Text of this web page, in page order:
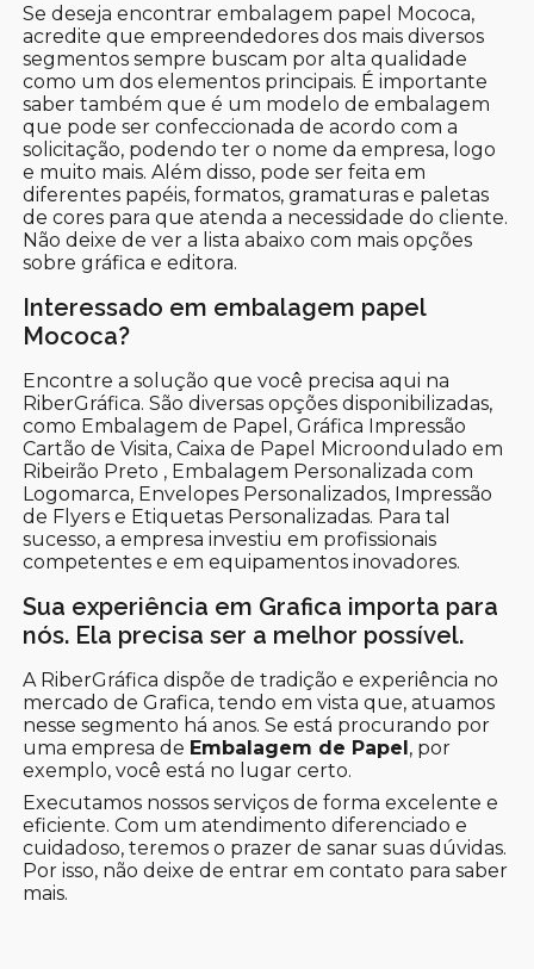
Se deseja encontrar embalagem papel Mococa,
acredite que empreendedores dos mais diversos
segmentos sempre buscam por alta qualidade
como um dos elementos principais. É importante
saber também que é um modelo de embalagem
que pode ser confeccionada de acordo com a
solicitação, podendo ter o nome da empresa, logo
e muito mais. Além disso, pode ser feita em
diferentes papéis, formatos, gramaturas e paletas
de cores para que atenda a necessidade do cliente.
Não deixe de ver a lista abaixo com mais opções
sobre gráfica e editora.
Interessado em embalagem papel
Mococa?
Encontre a solução que você precisa aqui na
RiberGráfica. São diversas opções disponibilizadas,
como Embalagem de Papel, Gráfica Impressão
Cartão de Visita, Caixa de Papel Microondulado em
Ribeirão Preto , Embalagem Personalizada com
Logomarca, Envelopes Personalizados, Impressão
de Flyers e Etiquetas Personalizadas. Para tal
sucesso, a empresa investiu em profissionais
competentes e em equipamentos inovadores.
Sua experiência em Grafica importa para
nós. Ela precisa ser a melhor possível.
A RiberGráfica dispõe de tradição e experiência no
mercado de Grafica, tendo em vista que, atuamos
nesse segmento há anos. Se está procurando por
uma empresa de Embalagem de Papel, por
exemplo, você está no lugar certo.
Executamos nossos serviços de forma excelente e
eficiente. Com um atendimento diferenciado e
cuidadoso, teremos o prazer de sanar suas dúvidas.
Por isso, não deixe de entrar em contato para saber
mais.